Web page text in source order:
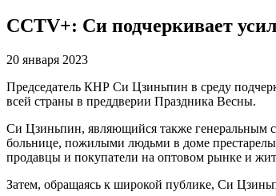
CCTV+: Си подчеркивает
20 января 2023
Председатель КНР Си Цзиньпин в среду
всей страны в преддверии Праздника Весны.
Си Цзиньпин, являющийся также генеральным
больнице, пожилыми людьми в доме
продавцы и покупатели на оптовом рынке и
Затем, обращаясь к широкой публике, Си